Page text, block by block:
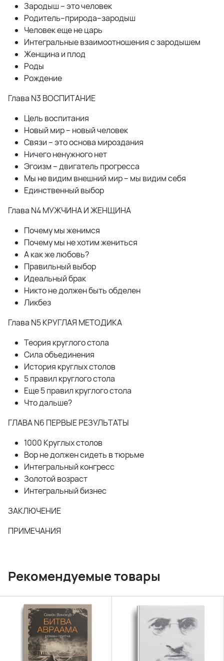
Зародыш – это человек
Родитель–природа–зародыш
Человек еще не царь
Интегральные взаимоотношения с зародышем
Женщина и плод
Роды
Рождение
Глава N3 ВОСПИТАНИЕ
Цель воспитания
Новый мир – новый человек
Связи – это основа мироздания
Ничего ненужного нет
Эгоизм – двигатель прогресса
Мы не видим внешний мир – мы видим себя
Единственный выбор
Глава N4 МУЖЧИНА И ЖЕНЩИНА
Почему мы женимся
Почему мы не хотим жениться
А как же любовь?
Правильный выбор
Идеальный брак
Никто не должен быть обделен
Ликбез
Глава N5 КРУГЛАЯ МЕТОДИКА
Теория круглого стола
Сила объединения
История круглых столов
5 правил круглого стола
Еще 5 правил круглого стола
Что дальше?
ГЛАВА N6 ПЕРВЫЕ РЕЗУЛЬТАТЫ
1000 Круглых столов
Вор не должен сидеть в тюрьме
Интегральный конгресс
Золотой возраст
Интегральный бизнес
ЗАКЛЮЧЕНИЕ
ПРИМЕЧАНИЯ
Рекомендуемые товары